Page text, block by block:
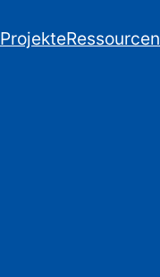
ProjekteRessourcen